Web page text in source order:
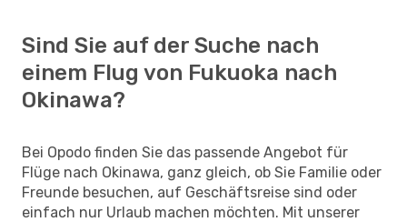
Sind Sie auf der Suche nach
einem Flug von Fukuoka nach
Okinawa?
Bei Opodo finden Sie das passende Angebot für
Flüge nach Okinawa, ganz gleich, ob Sie Familie oder
Freunde besuchen, auf Geschäftsreise sind oder
einfach nur Urlaub machen möchten. Mit unserer